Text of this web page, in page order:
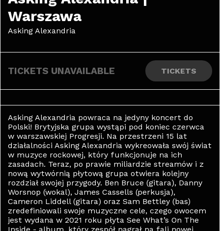
Warszawa
Asking Alexandria
TICKETS UNAVAILABLE TICKETS
Asking Alexandria powraca na jedyny koncert do
Polski! Brytyjska grupa wystąpi pod koniec czerwca
w warszawskiej Progresji. Na przestrzeni 15 lat
działalności Asking Alexandria wykreowała swój świat
w muzyce rockowej, który funkcjonuje na ich
zasadach. Teraz, po prawie miliardzie streamów i z
nową wytwórnią płytową grupa otwiera kolejny
rozdział swojej przygody. Ben Bruce (gitara), Danny
Worsnop (wokal), James Cassells (perkusja),
Cameron Liddell (gitara) oraz Sam Bettley (bas)
zredefiniowali swoje muzyczne cele, czego owocem
jest wydana w 2021 roku płyta See What’s On The